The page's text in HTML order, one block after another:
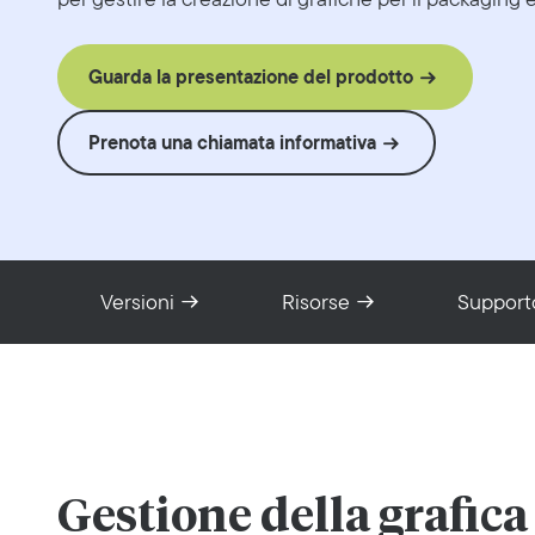
Guarda la presentazione del prodotto
Prenota una chiamata informativa
Versioni Risorse
Gestione della grafica